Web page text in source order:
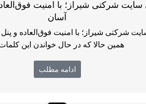
شرکتی شیراز؛ با امنیت
آسان
شرکتی شیراز؛ با امنیت فوق‌العاده و
همین حالا که در حال خواندن این
ادامه مطلب